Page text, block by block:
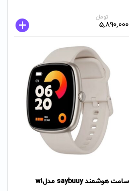
5,890,000
تومان
ساعت هوشمند saybuuy مدلw1